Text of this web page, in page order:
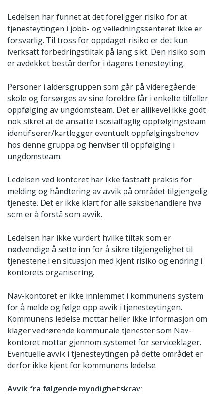
Ledelsen har funnet at det foreligger risiko for at
tjenesteytingen i jobb- og veiledningssenteret ikke er
forsvarlig. Til tross for oppdaget risiko er det kun
iverksatt forbedringstiltak på lang sikt. Den risiko som
er avdekket består derfor i dagens tjenesteyting.
Personer i aldersgruppen som går på videregående
skole og forsørges av sine foreldre får i enkelte tilfeller
oppfølging av ungdomsteam. Det er allikevel ikke godt
nok sikret at de ansatte i sosialfaglig oppfølgingsteam
identifiserer/kartlegger eventuelt oppfølgingsbehov
hos denne gruppa og henviser til oppfølging i
ungdomsteam.
Ledelsen ved kontoret har ikke fastsatt praksis for
melding og håndtering av avvik på området tilgjengelig
tjeneste. Det er ikke klart for alle saksbehandlere hva
som er å forstå som avvik.
Ledelsen har ikke vurdert hvilke tiltak som er
nødvendige å sette inn for å sikre tilgjengelighet til
tjenestene i en situasjon med kjent risiko og endring i
kontorets organisering.
Nav-kontoret er ikke innlemmet i kommunens system
for å melde og følge opp avvik i tjenesteytingen.
Kommunens ledelse mottar heller ikke informasjon om
klager vedrørende kommunale tjenester som Nav-
kontoret mottar gjennom systemet for serviceklager.
Eventuelle avvik i tjenesteytingen på dette området er
derfor ikke kjent for kommunens ledelse.
Avvik fra følgende myndighetskrav: